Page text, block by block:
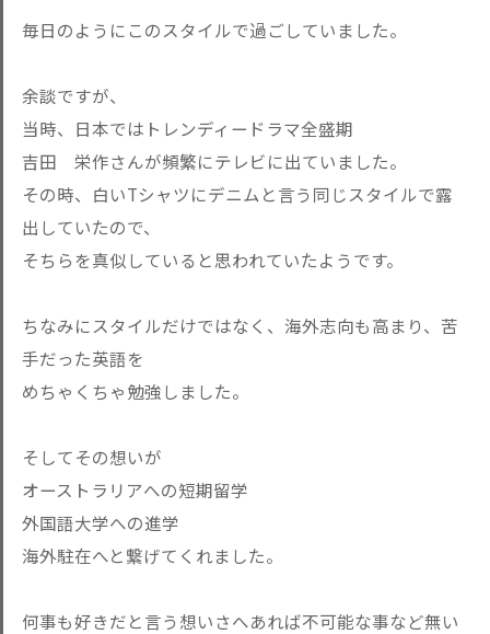
毎日のようにこのスタイルで過ごしていました。
余談ですが、
当時、日本ではトレンディードラマ全盛期
吉田 栄作さんが頻繁にテレビに出ていました。
その時、白いTシャツにデニムと言う同じスタイルで露
出していたので、
そちらを真似していると思われていたようです。
ちなみにスタイルだけではなく、海外志向も高まり、苦
手だった英語を
めちゃくちゃ勉強しました。
そしてその想いが
オーストラリアへの短期留学
外国語大学への進学
海外駐在へと繋げてくれました。
何事も好きだと言う想いさへあれば不可能な事など無い